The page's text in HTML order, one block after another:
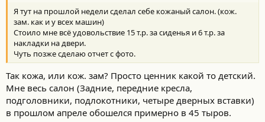
Я тут на прошлой недели сделал себе кожаный салон. (кож.
зам. как и у всех машин)
Стоило мне всё удовольствие 15 т.р. за сиденья и 6 т.р. за
накладки на двери.
Чуть позже сделаю отчет с фото.
Так кожа, или кож. зам? Просто ценник какой то детский.
Мне весь салон (Задние, передние кресла,
подголовники, подлокотники, четыре дверных вставки)
в прошлом апреле обошелся примерно в 45 тыров.